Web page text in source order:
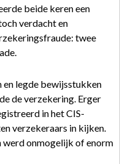
beide keren een
verdacht en
twee
en legde bewijsstukken
de verzekering. Erger
in het CIS-
verzekeraars in kijken.
werd onmogelijk of enorm